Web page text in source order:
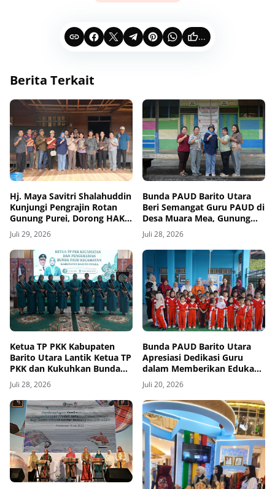
...
Berita Terkait
Hj. Maya Savitri Shalahuddin
Kunjungi Pengrajin Rotan
Gunung Purei, Dorong HAKI
dan Penguatan UMKM
Berbasis Kearifan Lokal
Juli 29, 2026
Bunda PAUD Barito Utara
Beri Semangat Guru PAUD di
Desa Muara Mea, Gunung
Purei
Juli 28, 2026
Ketua TP PKK Kabupaten
Barito Utara Lantik Ketua TP
PKK dan Kukuhkan Bunda
PAUD 9 Kecamatan
Juli 28, 2026
Bunda PAUD Barito Utara
Apresiasi Dedikasi Guru
dalam Memberikan Edukasi
bagi Anak Usia Dini
Juli 20, 2026